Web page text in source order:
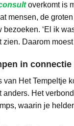
overkomt is
mensen, de
bezoeken. ‘El ik
zien. Daarom
in
van Het Tempeltje
anders. Het
waarin je